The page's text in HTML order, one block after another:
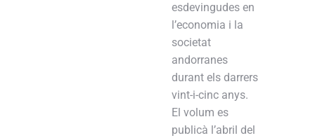
esdevingudes en
l’economia i la
societat
andorranes
durant els darrers
vint-i-cinc anys.
El volum es
publicà l’abril del